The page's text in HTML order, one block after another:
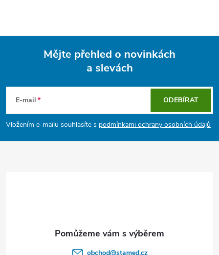
p
Mějte přehled o novinkách
a slevách
E-mail
Vložením e-mailu souhlasíte s podmínkami ochrany osobních údajů
ODEBÍRAT
obchod@stamed.cz